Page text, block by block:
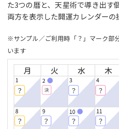
た3つの暦と、天星術で導き出す
両方を表示した開運カレンダーの
※サンプル／ご利用時「？」マーク部
います